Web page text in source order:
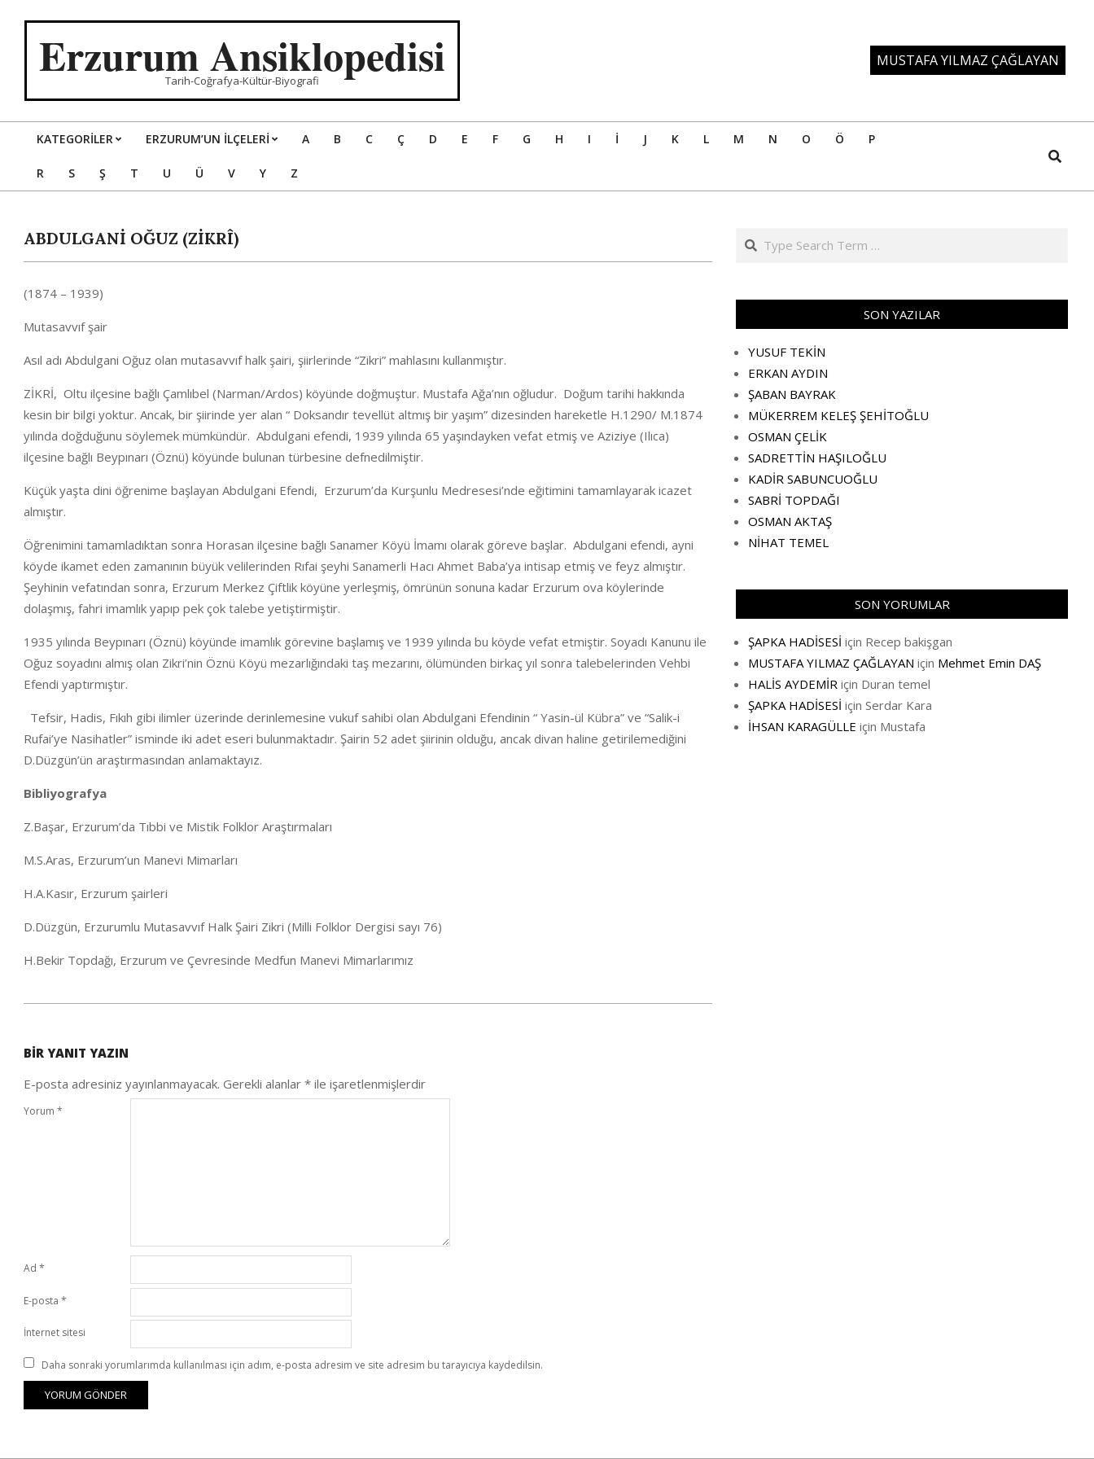
Erzurum Ansiklopedisi
Tarih-Coğrafya-Kültür-Biyografi
MUSTAFA YILMAZ ÇAĞLAYAN
Primary
Navigation
KATEGORILER ERZURUM’UN İLÇELERİ A B C Ç D E F G H I İ J K L M N O Ö P
R S Ş T U Ü V Y Z
Search
ABDULGANİ OĞUZ (ZİKRÎ)
(1874 – 1939)
Mutasavvıf şair
Asıl adı Abdulgani Oğuz olan mutasavvıf halk şairi, şiirlerinde “Zikri” mahlasını kullanmıştır.
ZİKRİ, Oltu ilçesine bağlı Çamlıbel (Narman/Ardos) köyünde doğmuştur. Mustafa Ağa’nın oğludur. Doğum tarihi hakkında
kesin bir bilgi yoktur. Ancak, bir şiirinde yer alan “ Doksandır tevellüt altmış bir yaşım” dizesinden hareketle H.1290/ M.1874
yılında doğduğunu söylemek mümkündür. Abdulgani efendi, 1939 yılında 65 yaşındayken vefat etmiş ve Aziziye (Ilıca)
ilçesine bağlı Beypınarı (Öznü) köyünde bulunan türbesine defnedilmiştir.
Küçük yaşta dini öğrenime başlayan Abdulgani Efendi, Erzurum’da Kurşunlu Medresesi’nde eğitimini tamamlayarak icazet
almıştır.
Öğrenimini tamamladıktan sonra Horasan ilçesine bağlı Sanamer Köyü İmamı olarak göreve başlar. Abdulgani efendi, ayni
köyde ikamet eden zamanının büyük velilerinden Rıfai şeyhi Sanamerli Hacı Ahmet Baba’ya intisap etmiş ve feyz almıştır.
Şeyhinin vefatından sonra, Erzurum Merkez Çiftlik köyüne yerleşmiş, ömrünün sonuna kadar Erzurum ova köylerinde
dolaşmış, fahri imamlık yapıp pek çok talebe yetiştirmiştir.
1935 yılında Beypınarı (Öznü) köyünde imamlık görevine başlamış ve 1939 yılında bu köyde vefat etmiştir. Soyadı Kanunu ile
Oğuz soyadını almış olan Zikri’nin Öznü Köyü mezarlığındaki taş mezarını, ölümünden birkaç yıl sonra talebelerinden Vehbi
Efendi yaptırmıştır.
Tefsir, Hadis, Fıkıh gibi ilimler üzerinde derinlemesine vukuf sahibi olan Abdulgani Efendinin “ Yasin-ül Kübra” ve “Salik-i
Rufai’ye Nasihatler” isminde iki adet eseri bulunmaktadır. Şairin 52 adet şiirinin olduğu, ancak divan haline getirilemediğini
D.Düzgün’ün araştırmasından anlamaktayız.
Bibliyografya
Z.Başar, Erzurum’da Tıbbi ve Mistik Folklor Araştırmaları
M.S.Aras, Erzurum’un Manevi Mimarları
H.A.Kasır, Erzurum şairleri
D.Düzgün, Erzurumlu Mutasavvıf Halk Şairi Zikri (Milli Folklor Dergisi sayı 76)
H.Bekir Topdağı, Erzurum ve Çevresinde Medfun Manevi Mimarlarımız
06
BIR YANIT YAZIN
E-posta adresiniz yayınlanmayacak. Gerekli alanlar * ile işaretlenmişlerdir
Yorum *
Ad *
E-posta *
İnternet sitesi
Daha sonraki yorumlarımda kullanılması için adım, e-posta adresim ve site adresim bu tarayıcıya kaydedilsin.
Search
SON YAZILAR
YUSUF TEKİN
ERKAN AYDIN
ŞABAN BAYRAK
MÜKERREM KELEŞ ŞEHİTOĞLU
OSMAN ÇELİK
SADRETTİN HAŞILOĞLU
KADİR SABUNCUOĞLU
SABRİ TOPDAĞI
OSMAN AKTAŞ
NİHAT TEMEL
SON YORUMLAR
ŞAPKA HADİSESİ için Recep bakişgan
MUSTAFA YILMAZ ÇAĞLAYAN için Mehmet Emin DAŞ
HALİS AYDEMİR için Duran temel
ŞAPKA HADİSESİ için Serdar Kara
İHSAN KARAGÜLLE için Mustafa